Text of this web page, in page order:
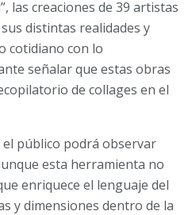
las creaciones de 39 artistas
distintas realidades y
cotidiano con lo
señalar que estas obras
de collages en el
el público podrá observar
esta herramienta no
enriquece el lenguaje del
y dimensiones dentro de la